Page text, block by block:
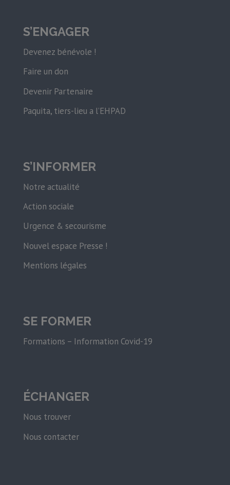
S’ENGAGER
Devenez bénévole !
Faire un don
Devenir Partenaire
Paquita, tiers-lieu a l’EHPAD
S’INFORMER
Notre actualité
Action sociale
Urgence & secourisme
Nouvel espace Presse !
Mentions légales
SE FORMER
Formations – Information Covid-19
ÉCHANGER
Nous trouver
Nous contacter